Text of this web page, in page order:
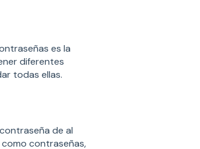
es la
diferentes
todas ellas.
de al
contraseñas,